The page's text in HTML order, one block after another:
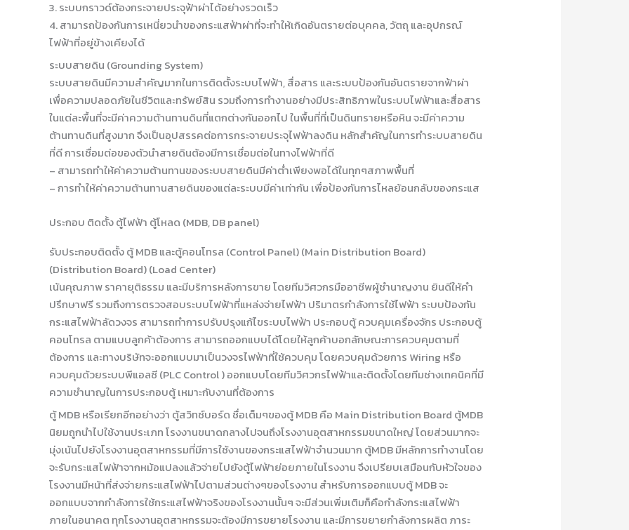
3. ระบบกราวด์ต้องกระจายประจุฟ้าผ่าได้อย่างรวดเร็ว
4. สามารถป้องกันการเหนี่ยวนำของกระแสฟ้าผ่าที่จะทำให้เกิดอันตรายต่อบุคคล, วัตถุ และอุปกรณ์
ไฟฟ้าที่อยู่ข้างเคียงได้
ระบบสายดิน (Grounding System)
ระบบสายดินมีความสำคัญมากในการติดตั้งระบบไฟฟ้า, สื่อสาร และระบบป้องกันอันตรายจากฟ้าผ่า
เพื่อความปลอดภัยในชีวิตและทรัพย์สิน รวมถึงการทำงานอย่างมีประสิทธิภาพในระบบไฟฟ้าและสื่อสาร
ในแต่ละพื้นที่จะมีค่าความต้านทานดินที่แตกต่างกันออกไป ในพื้นที่ที่เป็นดินทรายหรือหิน จะมีค่าความ
ต้านทานดินที่สูงมาก จึงเป็นอุปสรรคต่อการกระจายประจุไฟฟ้าลงดิน หลักสำคัญในการทำระบบสายดิน
ที่ดี การเชื่อมต่อของตัวนำสายดินต้องมีการเชื่อมต่อในทางไฟฟ้าที่ดี
– สามารถทำให้ค่าความต้านทานของระบบสายดินมีค่าต่ำเพียงพอได้ในทุกๆสภาพพื้นที่
– การทำให้ค่าความต้านทานสายดินของแต่ละระบบมีค่าเท่ากัน เพื่อป้องกันการไหลย้อนกลับของกระแส
ประกอบ ติดตั้ง ตู้ไฟฟ้า ตู้โหลด (MDB, DB panel)
รับประกอบติดตั้ง ตู้ MDB และตู้คอนโทรล (Control Panel) (Main Distribution Board)
(Distribution Board) (Load Center)
เน้นคุณภาพ ราคายุติธรรม และมีบริการหลังการขาย โดยทีมวิศวกรมืออาชีพผู้ชำนาญงาน ยินดีให้คำ
ปรึกษาฟรี รวมถึงการตรวจสอบระบบไฟฟ้าที่แหล่งจ่ายไฟฟ้า ปริมาตรกำลังการใช้ไฟฟ้า ระบบป้องกัน
กระแสไฟฟ้าลัดวงจร สามารถทำการปรับปรุงแก้ไขระบบไฟฟ้า ประกอบตู้ ควบคุมเครื่องจักร ประกอบตู้
คอนโทรล ตามแบบลูกค้าต้องการ สามารถออกแบบได้โดยให้ลูกค้าบอกลักษณะการควบคุมตามที่
ต้องการ และทางบริษัทจะออกแบบมาเป็นวงจรไฟฟ้าที่ใช้ควบคุม โดยควบคุมด้วยการ Wiring หรือ
ควบคุมด้วยระบบพีแอลซี (PLC Control ) ออกแบบโดยทีมวิศวกรไฟฟ้าและติดตั้งโดยทีมช่างเทคนิคที่มี
ความชำนาญในการประกอบตู้ เหมาะกับงานที่ต้องการ
ตู้ MDB หรือเรียกอีกอย่างว่า ตู้สวิทช์บอร์ด ชื่อเต็มๆของตู้ MDB คือ Main Distribution Board ตู้MDB
นิยมถูกนำไปใช้งานประเภท โรงงานขนาดกลางไปจนถึงโรงงานอุตสาหกรรมขนาดใหญ่ โดยส่วนมากจะ
มุ่งเน้นไปยังโรงงานอุตสาหกรรมที่มีการใช้งานของกระแสไฟฟ้าจำนวนมาก ตู้MDB มีหลักการทำงานโดย
จะรับกระแสไฟฟ้าจากหม้อแปลงแล้วจ่ายไปยังตู้ไฟฟ้าย่อยภายในโรงงาน จึงเปรียบเสมือนกับหัวใจของ
โรงงานมีหน้าที่ส่งจ่ายกระแสไฟฟ้าไปตามส่วนต่างๆของโรงงาน สำหรับการออกแบบตู้ MDB จะ
ออกแบบจากกำลังการใช้กระแสไฟฟ้าจริงของโรงงานนั้นๆ จะมีส่วนเพิ่มเติมก็คือกำลังกระแสไฟฟ้า
ภายในอนาคต ทุกโรงงานอุตสาหกรรมจะต้องมีการขยายโรงงาน และมีการขยายกำลังการผลิต ภาระ